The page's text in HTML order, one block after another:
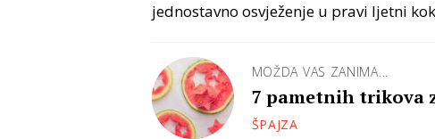
jednostavno osvježenje u pravi ljetni
MOŽDA VAS ZANIMA...
7 pametnih trikova
ŠPAJZA